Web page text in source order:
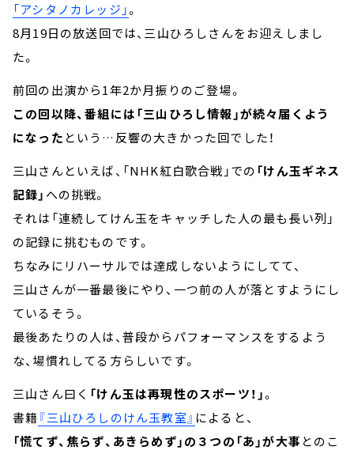
「アシタノカレッジ」。
8月19日の放送回では、三山ひろしさんをお迎えしまし
た。
前回の出演から1年2か月振りのご登場。
この回以降、番組には「三山ひろし情報」が続々届くよう
になった という…反響の大きかった回でした！
三山さんといえば、「NHK紅白歌合戦」での 「けん玉ギネス
記録」 への挑戦。
それは「連続してけん玉をキャッチした人の最も長い列」
の記録に挑むものです。
ちなみにリハーサルでは達成しないようにしてて、
三山さんが一番最後にやり、一つ前の人が落とすようにし
ているそう。
最後あたりの人は、普段からパフォーマンスをするよう
な、場慣れしてる方らしいです。
三山さん曰く 「けん玉は再現性のスポーツ！」。
書籍 『三山ひろしのけん玉教室』 によると、
「慌てず、焦らず、あきらめず」の３つの「あ」が大事とのこ